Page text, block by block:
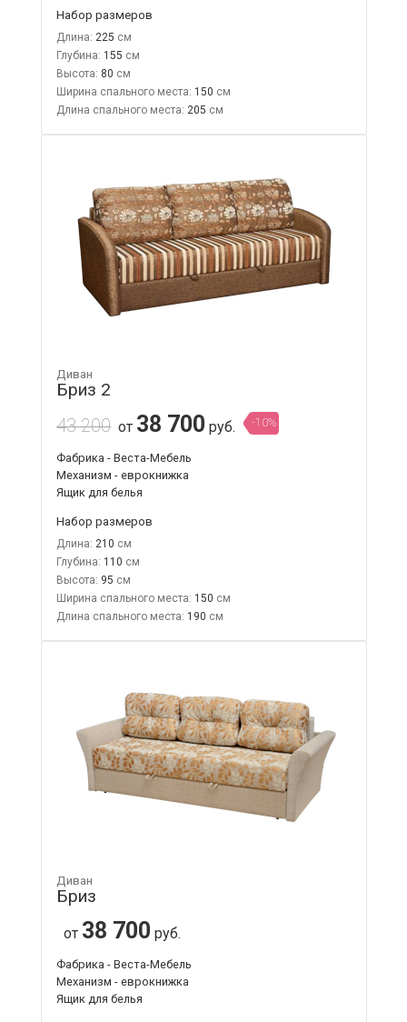
Набор размеров
Длина: 225
Глубина: 155
Высота: 80
Ширина спального места: 150
Длина спального места: 205
Диван
Бриз 2
43 200 от 38 700 руб. -10%
Фабрика - Веста-Мебель
Механизм - еврокнижка
Ящик для белья
Набор размеров
Длина: 210
Глубина: 110
Высота: 95
Ширина спального места: 150
Длина спального места: 190
Диван
Бриз
от 38 700 руб.
Фабрика - Веста-Мебель
Механизм - еврокнижка
Ящик для белья